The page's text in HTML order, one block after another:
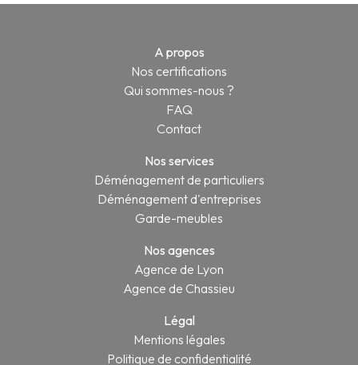
A propos
Nos certifications
Qui sommes-nous ?
FAQ
Contact
Nos services
Déménagement de particuliers
Déménagement d'entreprises
Garde-meubles
Nos agences
Agence de Lyon
Agence de Chassieu
Légal
Mentions légales
Politique de confidentialité